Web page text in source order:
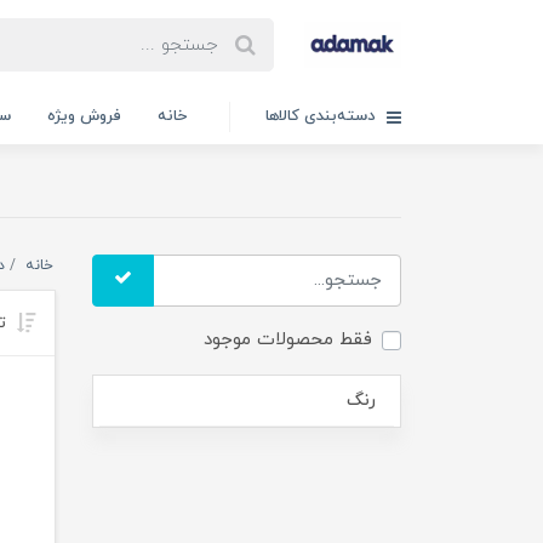
دسته‌بندی کالاها خانه فروش ویژه
فقط محصولات موجود
رنگ
خانه